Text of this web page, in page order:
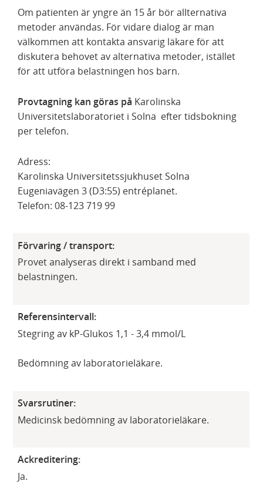
Om patienten är yngre än 15 år bör allternativa
metoder användas. För vidare dialog är man
välkommen att kontakta ansvarig läkare för att
diskutera behovet av alternativa metoder, istället
för att utföra belastningen hos barn.
Provtagning kan göras på Karolinska
Universitetslaboratoriet i Solna efter tidsbokning
per telefon.
Adress:
Karolinska Universitetssjukhuset Solna
Eugeniavägen 3 (D3:55) entréplanet.
​Telefon: 08-123 719 99
Förvaring / transport:
Provet analyseras direkt i samband med
belastningen.
Referensintervall:
Stegring av kP-Glukos 1,1 - 3,4 mmol/L
Bedömning av laboratorieläkare.
Svarsrutiner:
Medicinsk bedömning av laboratorieläkare.
Ackreditering:
Ja.